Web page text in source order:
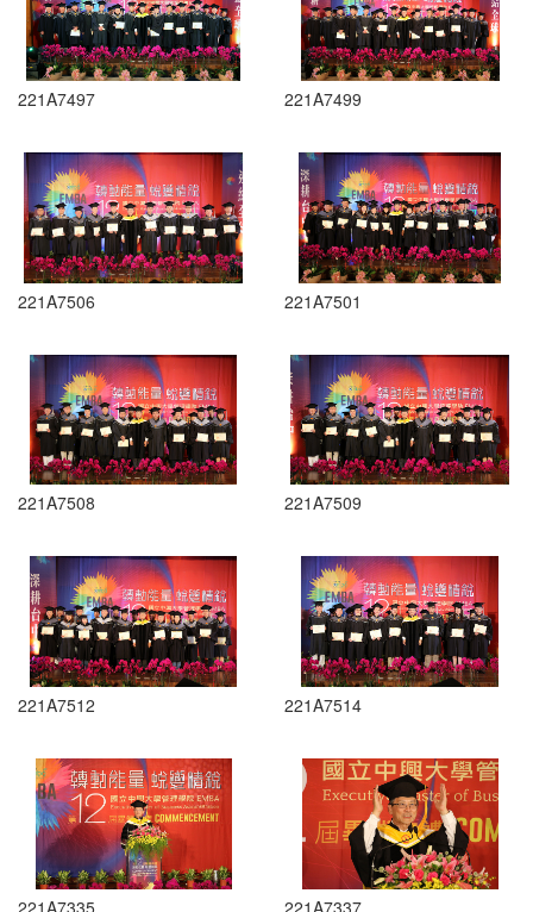
221A7497 221A7499
221A7506 221A7501
221A7508 221A7509
221A7512 221A7514
221A7335 221A7337